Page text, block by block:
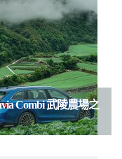
Combi 武陵農場之